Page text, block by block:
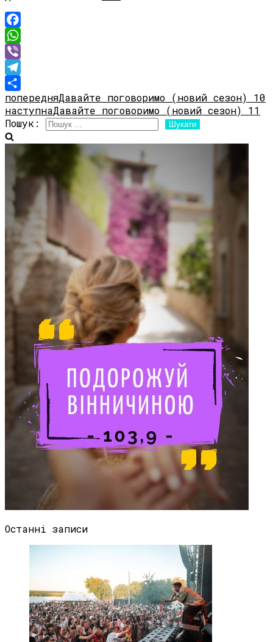
Facebook
WhatsApp
Viber
Telegram
Share
попередняДавайте поговоримо (новий сезон) 10
наступнаДавайте поговоримо (новий сезон) 11
Пошук:
Останні записи